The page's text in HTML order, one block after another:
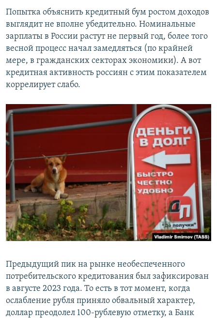
Попытка объяснить кредитный бум ростом доходов
выглядит не вполне убедительно. Номинальные
зарплаты в России растут не первый год, более того
весной процесс начал замедляться (по крайней
мере, в гражданских секторах экономики). А вот
кредитная активность россиян с этим показателем
коррелирует слабо.
Предыдущий пик на рынке необеспеченного
потребительского кредитования был зафиксирован
в августе 2023 года. То есть в тот момент, когда
ослабление рубля приняло обвальный характер,
доллар преодолел 100-рублевую отметку, а Банк